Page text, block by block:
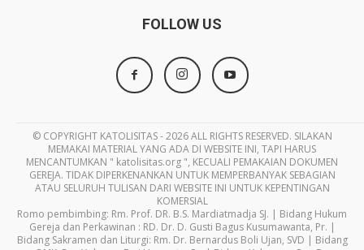
FOLLOW US
© COPYRIGHT KATOLISITAS - 2026 ALL RIGHTS RESERVED. SILAKAN
MEMAKAI MATERIAL YANG ADA DI WEBSITE INI, TAPI HARUS
MENCANTUMKAN " katolisitas.org ", KECUALI PEMAKAIAN DOKUMEN
GEREJA. TIDAK DIPERKENANKAN UNTUK MEMPERBANYAK SEBAGIAN
ATAU SELURUH TULISAN DARI WEBSITE INI UNTUK KEPENTINGAN
KOMERSIAL
Romo pembimbing: Rm. Prof. DR. B.S. Mardiatmadja SJ. | Bidang Hukum
Gereja dan Perkawinan : RD. Dr. D. Gusti Bagus Kusumawanta, Pr. |
Bidang Sakramen dan Liturgi: Rm. Dr. Bernardus Boli Ujan, SVD | Bidang